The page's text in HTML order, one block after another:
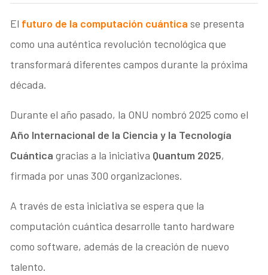
El futuro de la computación cuántica se presenta
como una auténtica revolución tecnológica que
transformará diferentes campos durante la próxima
década.
Durante el año pasado, la ONU nombró 2025 como el
Año Internacional de la Ciencia y la Tecnología
Cuántica gracias a la iniciativa Quantum 2025,
firmada por unas 300 organizaciones.
A través de esta iniciativa se espera que la
computación cuántica desarrolle tanto hardware
como software, además de la creación de nuevo
talento.